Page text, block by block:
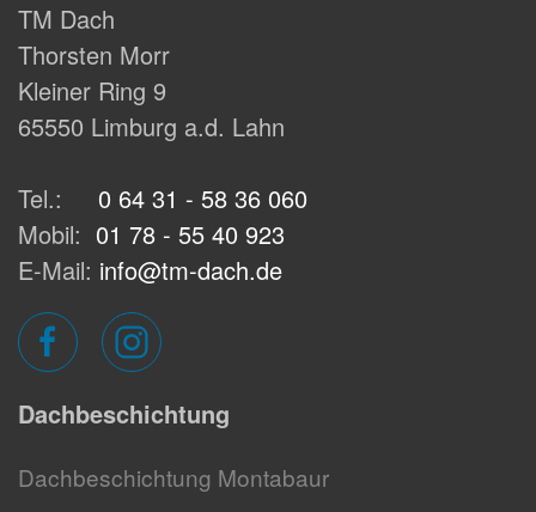
TM Dach
Thorsten Morr
Kleiner Ring 9
65550 Limburg a.d. Lahn
Tel.: 0 64 31 - 58 36 060
Mobil: 01 78 - 55 40 923
E-Mail: info@tm-dach.de
Dachbeschichtung
Dachbeschichtung Montabaur